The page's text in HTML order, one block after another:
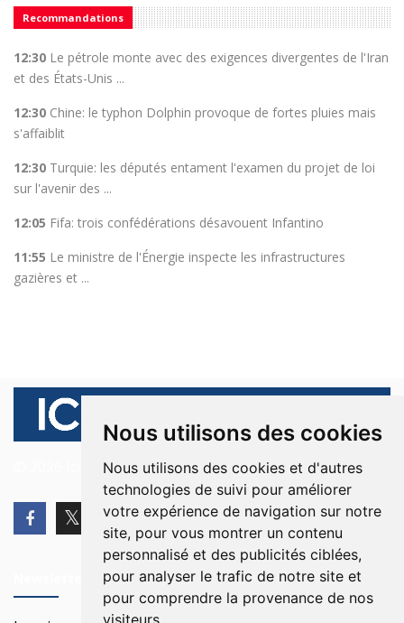
Nous utilisons des cookies
Nous utilisons des cookies et d'autres
technologies de suivi pour améliorer
votre expérience de navigation sur notre
site, pour vous montrer un contenu
personnalisé et des publicités ciblées,
pour analyser le trafic de notre site et
pour comprendre la provenance de nos
visiteurs.
Recommandations
12:30 Le pétrole monte avec des exigences divergentes de l'Iran
et des États-Unis ...
12:30 Chine: le typhon Dolphin provoque de fortes pluies mais
s'affaiblit
12:30 Turquie: les députés entament l'examen du projet de loi
sur l'avenir des ...
12:05 Fifa: trois confédérations désavouent Infantino
11:55 Le ministre de l'Énergie inspecte les infrastructures
gazières et ...
© 2026 Ici Beyrouth. Tous les droits sont réservés.